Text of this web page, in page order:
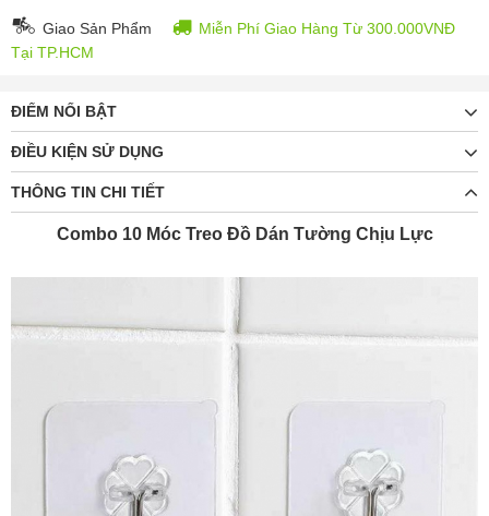
Giao Sản Phẩm
Miễn Phí Giao Hàng Từ 300.000VNĐ
Tại TP.HCM
ĐIỂM NỔI BẬT
ĐIỀU KIỆN SỬ DỤNG
THÔNG TIN CHI TIẾT
Combo 10 Móc Treo Đồ Dán Tường Chịu Lực